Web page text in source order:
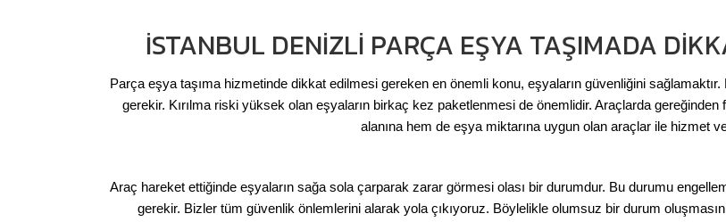
İSTANBUL DENIZLI PARÇA EŞYA TAŞIMADA
Parça eşya taşıma hizmetinde dikkat edilmesi gereken en önemli konu, eşyaların güvenliğini
gerekir. Kırılma riski yüksek olan eşyaların birkaç kez paketlenmesi de önemlidir. Araçlarda
alanına hem de eşya miktarına uygun olan araçlar ile hizmet
Araç hareket ettiğinde eşyaların sağa sola çarparak zarar görmesi olası bir durumdur. Bu durumu
gerekir. Bizler tüm güvenlik önlemlerini alarak yola çıkıyoruz. Böylelikle olumsuz bir durum